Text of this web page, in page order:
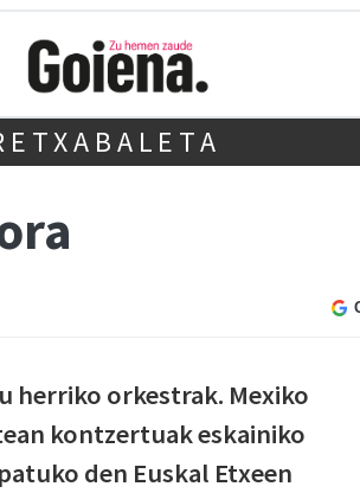
herriko orkestrak. Mexiko
kontzertuak eskainiko
den Euskal Etxeen